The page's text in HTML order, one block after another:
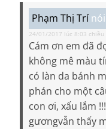
Phạm Thị Trí
24/01/2017 lúc 8:03 chiều
Cám ơn em đã
không mê màu
có làn da bánh
phán cho một
con ơi, xấu lắm
gươngvẫn thấy